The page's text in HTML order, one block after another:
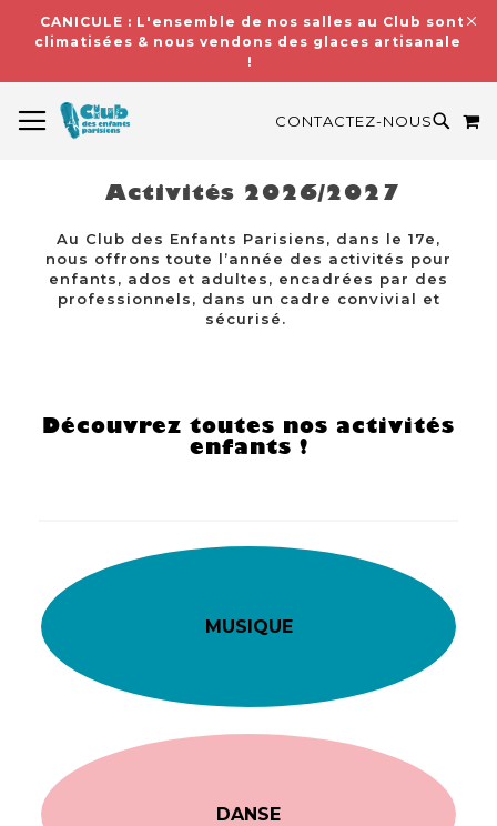
CANICULE : L'ensemble de nos salles au Club sont
climatisées & nous vendons des glaces artisanales
!
CONTACTEZ-NOUS
Activités 2026/2027
Au Club des Enfants Parisiens, dans le 17e,
nous offrons toute l’année des activités pour
enfants, ados et adultes, encadrées par des
professionnels, dans un cadre convivial et
sécurisé.
Découvrez toutes nos activités
enfants !
MUSIQUE
DANSE